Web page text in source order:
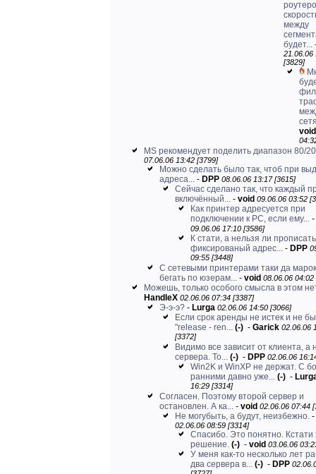
между
будет...
21.06.06
[3829]
void
MS рекомендует поделить диапазон 80/20
07.06.06 13:42 [3799]
Можно сделать было так, чтоб при
адреса... - DPP 08.06.06 13:17 [3615]
Сейчас сделано так, что каждый
включённый... - void 09.06.06 03:52
Как принтер адресуется при
подключении к РС, если ему... -
09.06.06 17:10 [3586]
К стати, а нельзя ли прописать
фиксированый адрес... - DPP
09:55 [3448]
С сетевыми принтерами таки да
бегать по юзерам... - void 08.06.06 04:02
Можешь, только особого смысла в этом
HandleX 02.06.06 07:34 [3387]
Э-э-э? - Lurga 02.06.06 14:50 [3066]
Если срок аренды не истек и не
"release - ren... (-) - Garick 02.06.06
[3372]
Видимо все зависит от клиента, а
сервера. То... (-) - DPP 02.06.06
Win2K и WinXP не держат. С
ранними давно уже... (-) -
16:29 [3314]
Согласен. Поэтому второй сервер и
остановлен. А ка... - void 02.06.06 07:44
Не могубыть, а будут, неизбежно. -
02.06.06 08:59 [3314]
Спасибо. Это понятно.
решение. (-) - void 03.06.06
У меня как-то несколько лет
два сервера в... (-) - DPP